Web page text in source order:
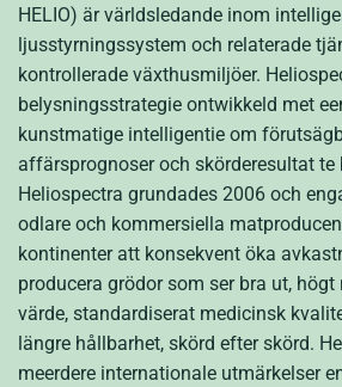
HELIO) är världsledande inom
ljusstyrningssystem och relaterade
kontrollerade växthusmiljöer.
belysningsstrategie ontwikkeld met
kunstmatige intelligentie om
affärsprognoser och skörderesultat te
Heliospectra grundades 2006 och
odlare och kommersiella
kontinenter att konsekvent öka
producera grödor som ser bra ut,
värde, standardiserat medicinsk
längre hållbarhet, skörd efter skörd.
meerdere internationale utmärkelser